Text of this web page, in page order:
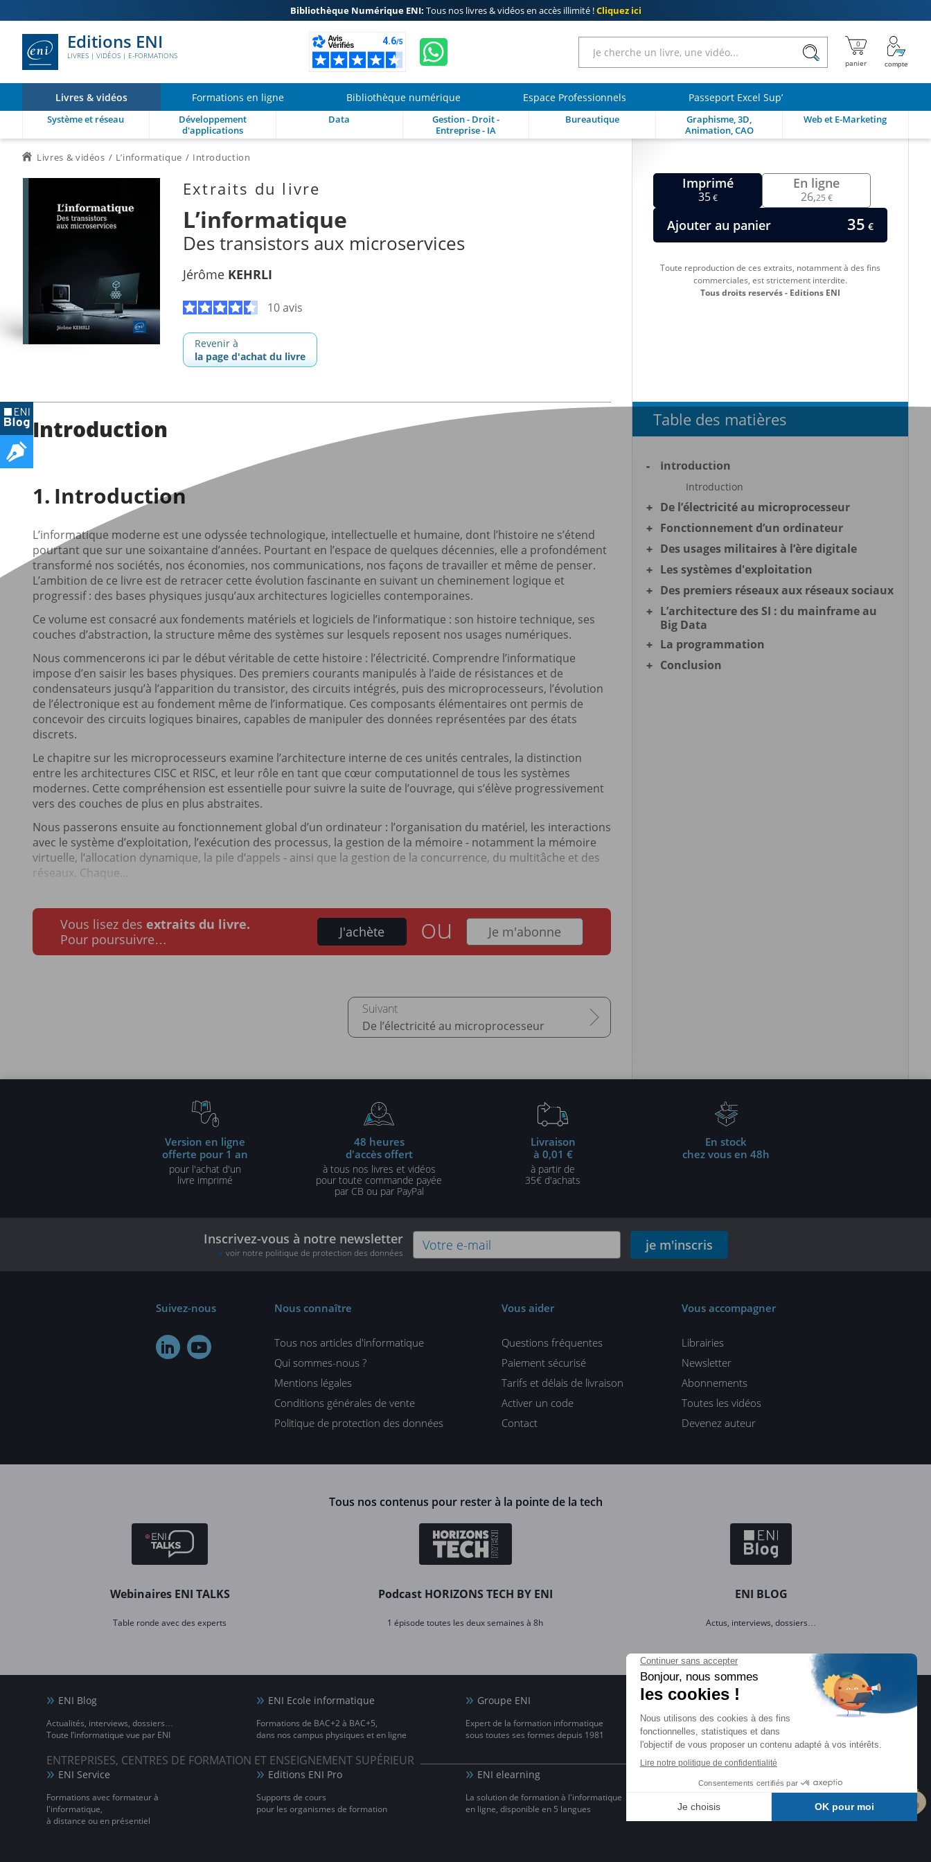
Bibliothèque Numérique ENI: Tous nos livres & vidéos en accès illimité !Cliquez ici
Editions ENI
LIVRES | VIDÉOS | E-FORMATIONS
Livres & vidéos Formations en ligne Bibliothèque numérique Espace Professionnels Passeport Excel Sup’
Système et réseau
Développement
d'applications
Data
Gestion - Droit -
Entreprise - IA
Bureautique
Graphisme, 3D,
Animation, CAO
Web et E-Marketing
Livres & vidéos L’informatique Introduction
Extraits du livre
L’informatique
Des transistors aux microservices
Jérôme KEHRLI
10 avis
Revenir à
la page d'achat du livre
Imprimé
35€
En ligne
26,25 €
Ajouter au panier 35 €
Toute reproduction de ces extraits, notamment à des fins
commerciales, est strictement interdite.
Tous droits reservés - Editions ENI
Introduction
Introduction
L’informatique moderne est une odyssée technologique, intellectuelle et humaine, dont l’histoire ne s’étend
pourtant que sur une soixantaine d’années. Pourtant en l’espace de quelques décennies, elle a profondément
transformé nos sociétés, nos économies, nos communications, nos façons de travailler et même de penser.
L’ambition de ce livre est de retracer cette évolution fascinante en suivant un cheminement logique et
progressif : des bases physiques jusqu’aux architectures logicielles contemporaines.
Ce volume est consacré aux fondements matériels et logiciels de l’informatique : son histoire technique, ses
couches d’abstraction, la structure même des systèmes sur lesquels reposent nos usages numériques.
Nous commencerons ici par le début véritable de cette histoire : l’électricité. Comprendre l’informatique
impose d’en saisir les bases physiques. Des premiers courants manipulés à l’aide de résistances et de
condensateurs jusqu’à l’apparition du transistor, des circuits intégrés, puis des microprocesseurs, l’évolution
de l’électronique est au fondement même de l’informatique. Ces composants élémentaires ont permis de
concevoir des circuits logiques binaires, capables de manipuler des données représentées par des états
discrets.
Le chapitre sur les microprocesseurs examine l’architecture interne de ces unités centrales, la distinction
entre les architectures CISC et RISC, et leur rôle en tant que cœur computationnel de tous les systèmes
modernes. Cette compréhension est essentielle pour suivre la suite de l’ouvrage, qui s’élève progressivement
vers des couches de plus en plus abstraites.
Nous passerons ensuite au fonctionnement global d’un ordinateur : l’organisation du matériel, les interactions
avec le système d’exploitation, l’exécution des processus, la gestion de la mémoire - notamment la mémoire
virtuelle, l’allocation dynamique, la pile d’appels - ainsi que la gestion de la concurrence, du multitâche et des
réseaux. Chaque...
Vous lisez des extraits du livre.
Pour poursuivre…
J'achète ou Je m'abonne
De l’électricité au microprocesseur
Table des matières
Introduction
Introduction
De l’électricité au microprocesseur
Fonctionnement d’un ordinateur
Des usages militaires à l’ère digitale
Les systèmes d'exploitation
Des premiers réseaux aux réseaux sociaux
L’architecture des SI : du mainframe au
Big Data
La programmation
Conclusion
Version en ligne
offerte pour 1 an
pour l'achat d'un
livre imprimé
48 heures
d'accès offert
à tous nos livres et vidéos
pour toute commande payée
par CB ou par PayPal
Livraison
à 0,01 €
à partir de
35€ d'achats
En stock
chez vous en 48h
Inscrivez-vous à notre newsletter
voir notre politique de protection des données je m'inscris
Suivez-nous
 
Nous connaître
Tous nos articles d'informatique
Qui sommes-nous ?
Mentions légales
Conditions générales de vente
Politique de protection des données
Vous aider
Questions fréquentes
Paiement sécurisé
Tarifs et délais de livraison
Activer un code
Contact
Vous accompagner
Librairies
Newsletter
Abonnements
Toutes les vidéos
Devenez auteur
Tous nos contenus pour rester à la pointe de la tech
Webinaires ENI TALKS
Table ronde avec des experts
Podcast HORIZONS TECH BY ENI
1 épisode toutes les deux semaines à 8h
ENI BLOG
Actus, interviews, dossiers…
ENI Blog
Actualités, interviews, dossiers…
Toute l’informatique vue par ENI
ENI Ecole informatique
Formations de BAC+2 à BAC+5,
dans nos campus physiques et en ligne
Groupe ENI
Expert de la formation informatique
sous toutes ses formes depuis 1981
ENTREPRISES, CENTRES DE FORMATION ET ENSEIGNEMENT SUPÉRIEUR
ENI Service
Formations avec formateur à
l'informatique,
à distance ou en présentiel
Editions ENI Pro
Supports de cours
pour les organismes de formation
ENI elearning
La solution de formation à l'informatique
en ligne, disponible en 5 langues
éligibles CPF et reconnues par l'État